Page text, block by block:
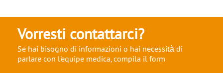
Vorresti contattarci?
Se hai bisogno di informazioni o hai necessità di
parlare con l'equipe medica, compila il form